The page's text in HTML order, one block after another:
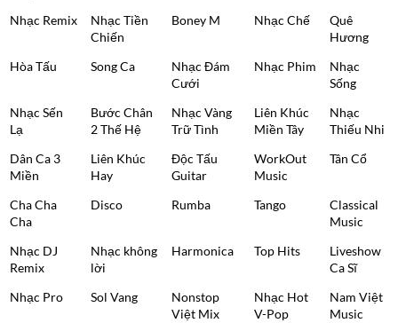
Nhạc Remix
Nhạc Tiền
Chiến
Boney M Nhạc Chế
Quê
Hương
Hòa Tấu
Song Ca
Nhạc Đám
Cưới
Nhạc Phim
Nhạc
Sống
Nhạc Sến
Lạ
Bước Chân
2 Thế Hệ
Nhạc Vàng
Trữ Tình
Liên Khúc
Miền Tây
Nhạc
Thiếu Nhi
Dân Ca 3
Miền
Liên Khúc
Hay
Độc Tấu
Guitar
WorkOut
Music
Tân Cổ
Cha Cha
Cha
Disco Rumba Tango
Classical
Music
Nhạc DJ
Remix
Nhạc không
lời
Harmonica Top Hits
Liveshow
Ca Sĩ
Nhạc Pro
Sol Vang
Nonstop
Việt Mix
Nhạc Hot
V-Pop
Nam Việt
Music